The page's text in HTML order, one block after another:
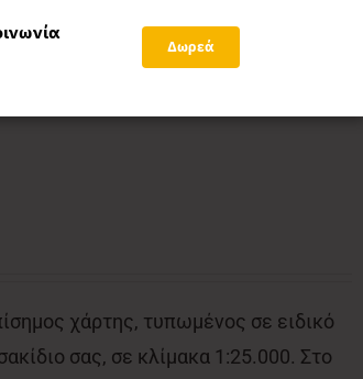
Δωρεά
χάρτης, τυπωμένος σε ειδικό
σας, σε κλίμακα 1:25.000. Στο